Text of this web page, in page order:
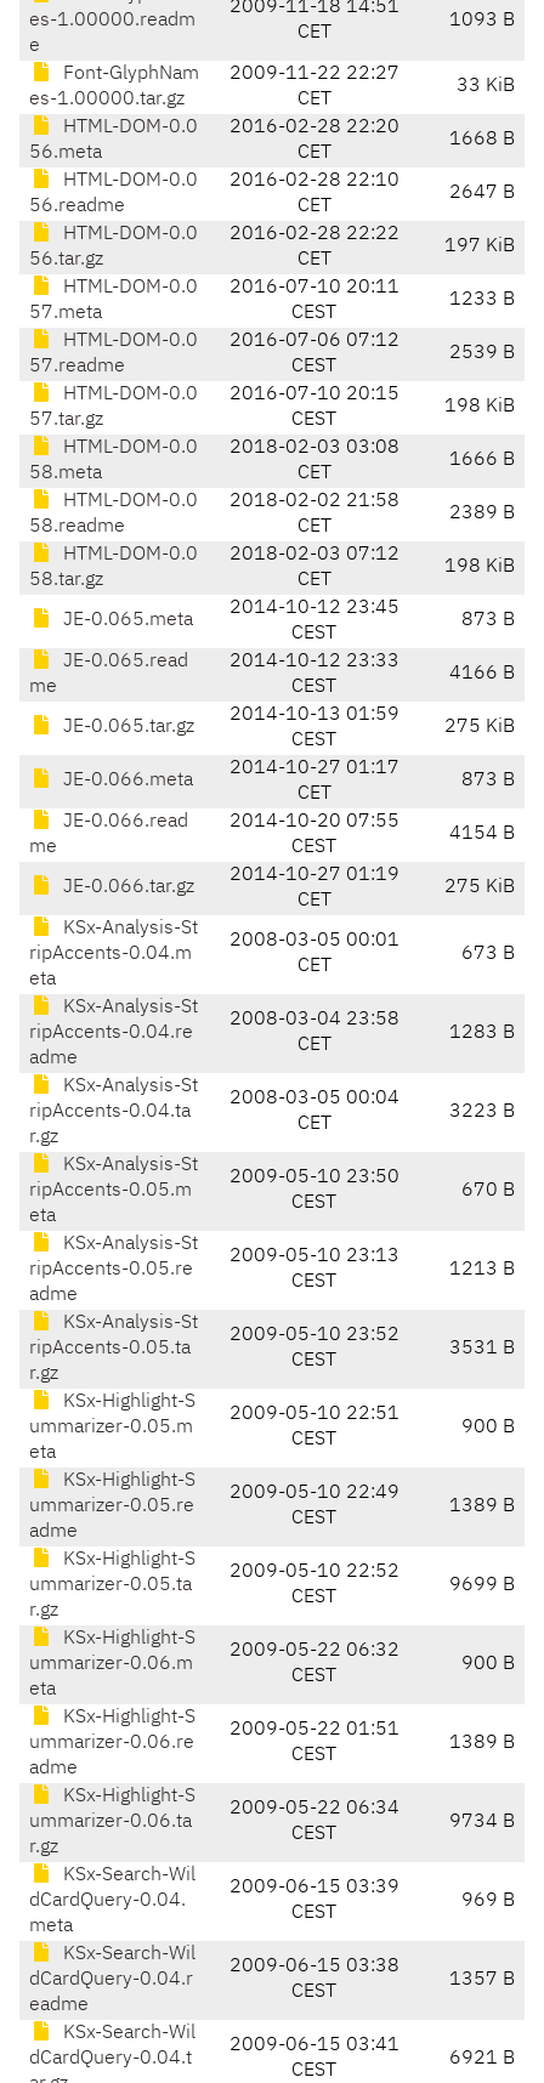
es-1.00000.readm
e
2009-11-18 14:51
CET
1093 B
Font-GlyphNam
es-1.00000.tar.gz
2009-11-22 22:27
CET
33 KiB
HTML-DOM-0.0
56.meta
2016-02-28 22:20
CET
1668 B
HTML-DOM-0.0
56.readme
2016-02-28 22:10
CET
2647 B
HTML-DOM-0.0
56.tar.gz
2016-02-28 22:22
CET
197 KiB
HTML-DOM-0.0
57.meta
2016-07-10 20:11
CEST
1233 B
HTML-DOM-0.0
57.readme
2016-07-06 07:12
CEST
2539 B
HTML-DOM-0.0
57.tar.gz
2016-07-10 20:15
CEST
198 KiB
HTML-DOM-0.0
58.meta
2018-02-03 03:08
CET
1666 B
HTML-DOM-0.0
58.readme
2018-02-02 21:58
CET
2389 B
HTML-DOM-0.0
58.tar.gz
2018-02-03 07:12
CET
198 KiB
JE-0.065.meta
2014-10-12 23:45
CEST
873 B
JE-0.065.read
me
2014-10-12 23:33
CEST
4166 B
JE-0.065.tar.gz
2014-10-13 01:59
CEST
275 KiB
JE-0.066.meta
2014-10-27 01:17
CET
873 B
JE-0.066.read
me
2014-10-20 07:55
CEST
4154 B
JE-0.066.tar.gz
2014-10-27 01:19
CET
275 KiB
KSx-Analysis-St
ripAccents-0.04.m
eta
2008-03-05 00:01
CET
673 B
KSx-Analysis-St
ripAccents-0.04.re
adme
2008-03-04 23:58
CET
1283 B
KSx-Analysis-St
ripAccents-0.04.ta
r.gz
2008-03-05 00:04
CET
3223 B
KSx-Analysis-St
ripAccents-0.05.m
eta
2009-05-10 23:50
CEST
670 B
KSx-Analysis-St
ripAccents-0.05.re
adme
2009-05-10 23:13
CEST
1213 B
KSx-Analysis-St
ripAccents-0.05.ta
r.gz
2009-05-10 23:52
CEST
3531 B
KSx-Highlight-S
ummarizer-0.05.m
eta
2009-05-10 22:51
CEST
900 B
KSx-Highlight-S
ummarizer-0.05.re
adme
2009-05-10 22:49
CEST
1389 B
KSx-Highlight-S
ummarizer-0.05.ta
r.gz
2009-05-10 22:52
CEST
9699 B
KSx-Highlight-S
ummarizer-0.06.m
eta
2009-05-22 06:32
CEST
900 B
KSx-Highlight-S
ummarizer-0.06.re
adme
2009-05-22 01:51
CEST
1389 B
KSx-Highlight-S
ummarizer-0.06.ta
r.gz
2009-05-22 06:34
CEST
9734 B
KSx-Search-Wil
dCardQuery-0.04.
meta
2009-06-15 03:39
CEST
969 B
KSx-Search-Wil
dCardQuery-0.04.r
eadme
2009-06-15 03:38
CEST
1357 B
KSx-Search-Wil
dCardQuery-0.04.t
2009-06-15 03:41
CEST
6921 B